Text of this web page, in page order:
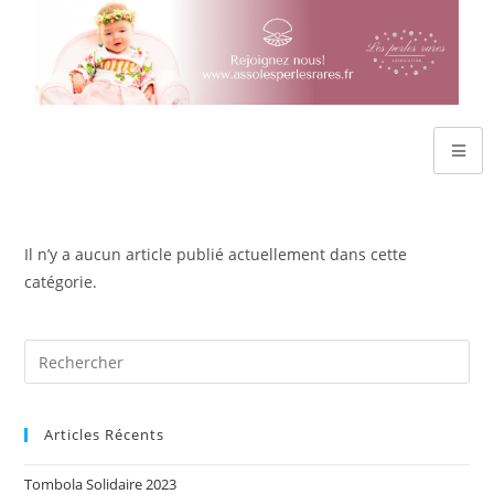
Il n’y a aucun article publié actuellement dans cette
catégorie.
Articles Récents
Tombola Solidaire 2023